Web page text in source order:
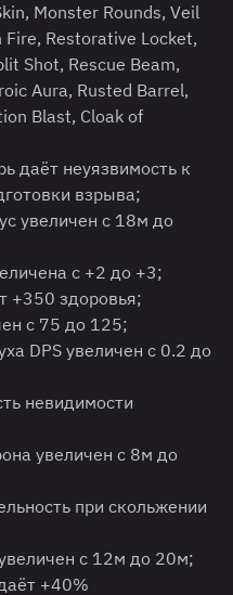
Monster Rounds, Veil
Fire, Restorative Locket,
Shot, Rescue Beam,
Aura, Rusted Barrel,
Blast, Cloak of
даёт неуязвимость к
взрыва;
увеличен с 18м до
с +2 до +3;
+350 здоровья;
с 75 до 125;
DPS увеличен с 0.2 до
невидимости
увеличен с 8м до
при скольжении
с 12м до 20м;
+40%